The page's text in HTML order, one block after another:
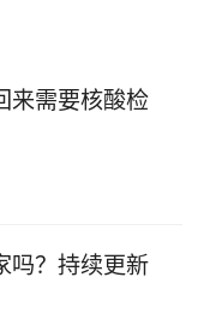
来需要核酸检
吗？持续更新